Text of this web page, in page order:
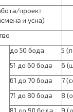
проект
и усна)
до 50 бода
5
51 до 60 бода
6
61 до 70 бода
7
71 до 80 бода
8
81 до 90 бода
9